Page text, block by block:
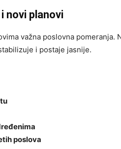
novi planovi
važna poslovna pomeranja.
i postaje jasnije.
poslova